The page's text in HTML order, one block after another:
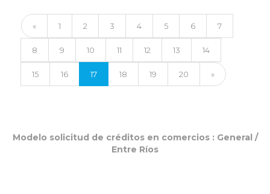
« 1 2 3 4 5 6 7
8 9 10 11 12 13 14
15 16 17 18 19 20 »
Modelo solicitud de créditos en comercios : General /
Entre Ríos